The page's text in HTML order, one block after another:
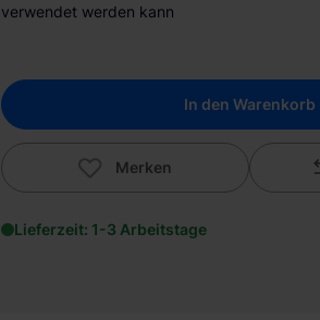
verwendet werden kann
In den Warenkorb
Merken
Lieferzeit: 1-3 Arbeitstage